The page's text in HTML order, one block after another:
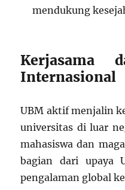
mendukung
Kerjasama
Internasional
UBM aktif menjalin
universitas di luar
mahasiswa dan
bagian dari upaya
pengalaman global